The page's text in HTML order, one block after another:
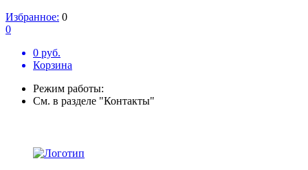
Избранное: 0
0
0 руб.
Корзина
Режим работы:
См. в разделе "Контакты"